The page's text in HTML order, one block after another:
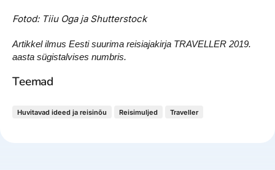
Fotod: Tiiu Oga ja Shutterstock
Artikkel ilmus Eesti suurima reisiajakirja TRAVELLER 2019.
aasta sügistalvises numbris.
Teemad
Huvitavad ideed ja reisinõu Reisimuljed Traveller